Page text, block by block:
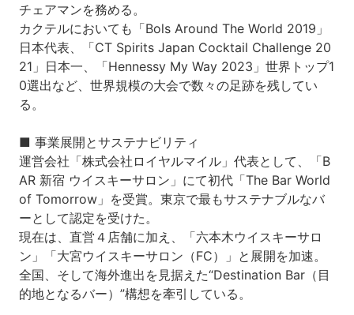
チェアマンを務める。
カクテルにおいても「Bols Around The World 2019」
日本代表、「CT Spirits Japan Cocktail Challenge 20
21」日本一、「Hennessy My Way 2023」世界トップ1
0選出など、世界規模の大会で数々の足跡を残してい
る。
■ 事業展開とサステナビリティ
運営会社「株式会社ロイヤルマイル」代表として、「B
AR 新宿 ウイスキーサロン」にて初代「The Bar World
of Tomorrow」を受賞。東京で最もサステナブルなバ
ーとして認定を受けた。
現在は、直営４店舗に加え、「六本木ウイスキーサロ
ン」「大宮ウイスキーサロン（FC）」と展開を加速。
全国、そして海外進出を見据えた“Destination Bar（目
的地となるバー）”構想を牽引している。